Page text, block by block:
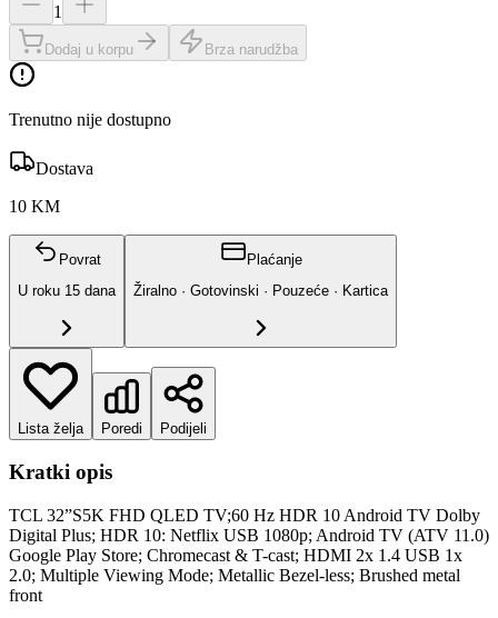
1
Dodaj u korpu Brza narudžba
Trenutno nije dostupno
Dostava
10 KM
Povrat
U roku 15 dana
Plaćanje
Žiralno · Gotovinski · Pouzeće · Kartica
Lista želja Poredi Podijeli
Kratki opis
TCL 32”S5K FHD QLED TV;60 Hz HDR 10 Android TV Dolby
Digital Plus; HDR 10: Netflix USB 1080p; Android TV (ATV 11.0)
Google Play Store; Chromecast & T-cast; HDMI 2x 1.4 USB 1x
2.0; Multiple Viewing Mode; Metallic Bezel-less; Brushed metal
front